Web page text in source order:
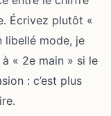
Écrivez plutôt «
libellé mode, je
« 2e main » si le
: c’est plus